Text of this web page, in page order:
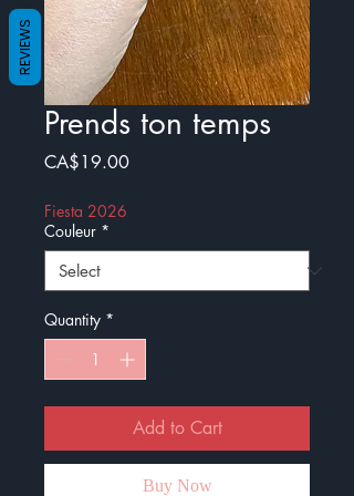
Prends ton temps
CA$19.00Price
Fiesta 2026
Couleur *
Quantity *
Add to Cart
Buy Now
REVIEWS